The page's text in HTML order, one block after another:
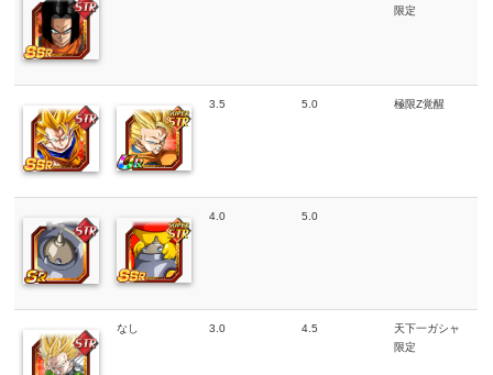
限定
3.5 5.0 極限Z覚醒
4.0 5.0
なし 3.0 4.5
天下一ガシャ
限定